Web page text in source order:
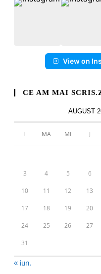
View on
CE AM MAI
AUGUST
L MA MI J
3 4 5 6
10 11 12 13
17 18 19 20
24 25 26 27
31
« iun.